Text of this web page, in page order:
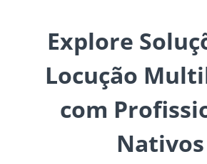
Explore
Locução
com
Nativos